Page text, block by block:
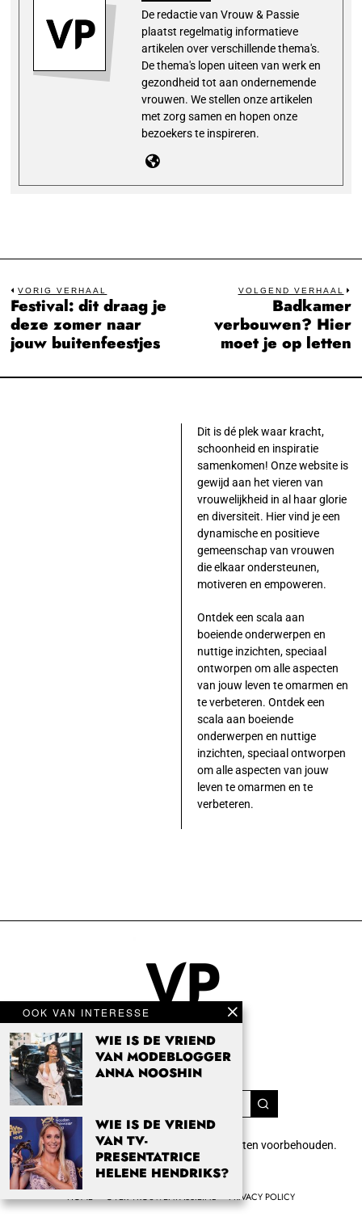
De redactie van Vrouw & Passie
plaatst regelmatig informatieve
artikelen over verschillende thema's.
De thema's lopen uiteen van werk en
gezondheid tot aan ondernemende
vrouwen. We stellen onze artikelen
met zorg samen en hopen onze
bezoekers te inspireren.
Bericht
navigatie
VORIG VERHAAL
Previous
post:
Festival: dit draag je
deze zomer naar
jouw buitenfeestjes
VOLGEND VERHAAL
Badkamer
verbouwen? Hier
moet je op letten
OOK VAN INTERESSE
WIE IS DE VRIEND
VAN MODEBLOGGER
ANNA NOOSHIN
WIE IS DE VRIEND
VAN TV-
PRESENTATRICE
HELENE HENDRIKS?
Dit is dé plek waar kracht,
schoonheid en inspiratie
samenkomen! Onze website is
gewijd aan het vieren van
vrouwelijkheid in al haar glorie
en diversiteit. Hier vind je een
dynamische en positieve
gemeenschap van vrouwen
die elkaar ondersteunen,
motiveren en empoweren.
Ontdek een scala aan
boeiende onderwerpen en
nuttige inzichten, speciaal
ontworpen om alle aspecten
van jouw leven te omarmen en
te verbeteren. Ontdek een
scala aan boeiende
onderwerpen en nuttige
inzichten, speciaal ontworpen
om alle aspecten van jouw
leven te omarmen en te
verbeteren.
Copyright 2024 Vrouwenpassie.nl. Alle rechten voorbehouden.
info@vrouwenpassie.nl.
HOME OVER VROUWENPASSIE.NL PRIVACY POLICY